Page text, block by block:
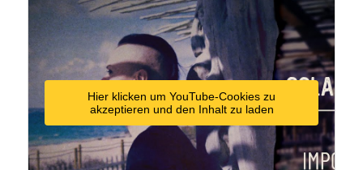
Hier klicken um YouTube-Cookies zu
akzeptieren und den Inhalt zu laden